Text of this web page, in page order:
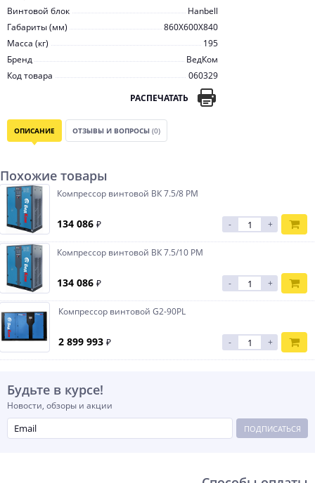
Винтовой блок
Hanbell
Габариты (мм)
860X600X840
Масса (кг)
195
Бренд
ВедКом
Код товара
060329
РАСПЕЧАТАТЬ
ОПИСАНИЕ ОТЗЫВЫ И ВОПРОСЫ (0)
Похожие товары
Компрессор винтовой ВК 7.5/8 PM
134 086 ₽ - +
Компрессор винтовой ВК 7.5/10 PM
134 086 ₽ - +
Компрессор винтовой G2-90PL
2 899 993 ₽ - +
Будьте в курсе!
Новости, обзоры и акции
ПОДПИСАТЬСЯ